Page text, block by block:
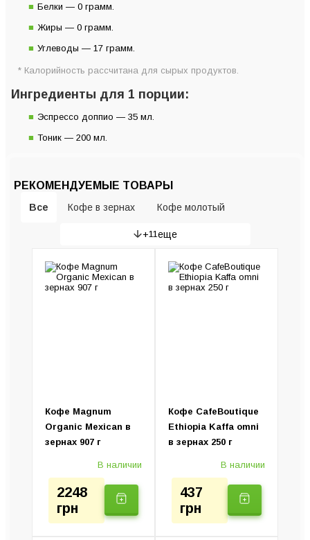
Белки — 0 грамм.
Жиры — 0 грамм.
Углеводы — 17 грамм.
* Калорийность рассчитана для сырых продуктов.
Ингредиенты для 1 порции:
Эспрессо доппио — 35 мл.
Тоник — 200 мл.
РЕКОМЕНДУЕМЫЕ ТОВАРЫ
Все Кофе в зернах Кофе молотый
Рожковые кофеварки
Кофемашины Кофемолки
+11 еще
Кофе Magnum
Organic Mexican в
зернах 907 г
В наличии
2248
грн
Кофе CafeBoutique
Ethiopia Kaffa omni
в зернах 250 г
В наличии
437
грн